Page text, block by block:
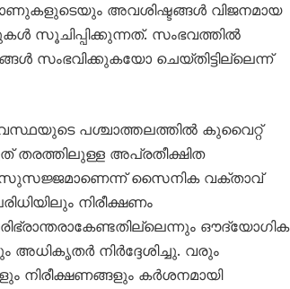
അവശിഷ്ടങ്ങൾ വിജനമായ
സൂചിപ്പിക്കുന്നത്. സംഭവത്തിൽ
സംഭവിക്കുകയോ ചെയ്തിട്ടില്ലെന്ന്
പശ്ചാത്തലത്തിൽ കുവൈറ്റ്
അപ്രതീക്ഷിത
സുസജ്ജമാണെന്ന് സൈനിക വക്താവ്
നിരീക്ഷണം
ഔദ്യോഗിക
അധികൃതർ നിർദ്ദേശിച്ചു. വരും
നിരീക്ഷണങ്ങളും കർശനമായി